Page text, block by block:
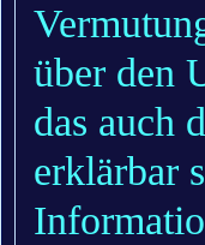
über den
das auch
erklärbar